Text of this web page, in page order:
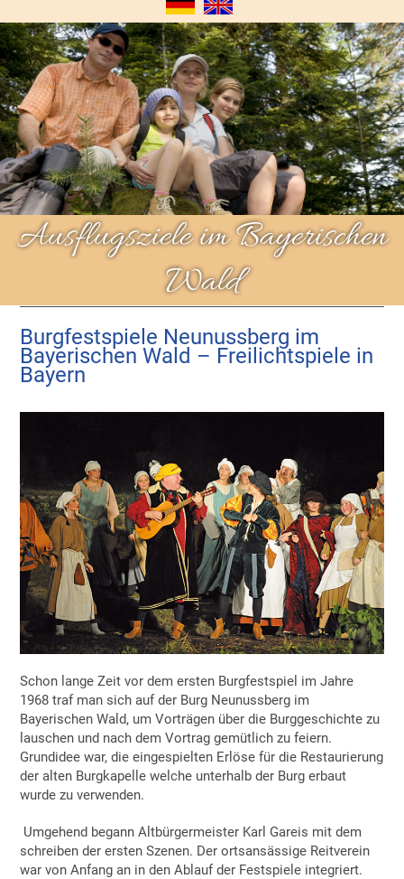
Ausflugsziele im Bayerischen
Wald
Burgfestspiele Neunussberg im
Bayerischen Wald – Freilichtspiele in
Bayern
Schon lange Zeit vor dem ersten Burgfestspiel im Jahre
1968 traf man sich auf der Burg Neunussberg im
Bayerischen Wald, um Vorträgen über die Burggeschichte zu
lauschen und nach dem Vortrag gemütlich zu feiern.
Grundidee war, die eingespielten Erlöse für die Restaurierung
der alten Burgkapelle welche unterhalb der Burg erbaut
wurde zu verwenden.
Umgehend begann Altbürgermeister Karl Gareis mit dem
schreiben der ersten Szenen. Der ortsansässige Reitverein
war von Anfang an in den Ablauf der Festspiele integriert.